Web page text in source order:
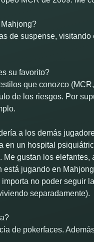
de suspense,
su favorito?
que conozco
de los riesgos. Por
a los demás
un hospital
gustan los
jugando en
no poder seguir
separadamente).
de pokerfaces.